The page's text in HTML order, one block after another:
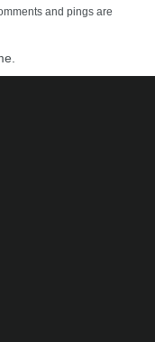
and pings are